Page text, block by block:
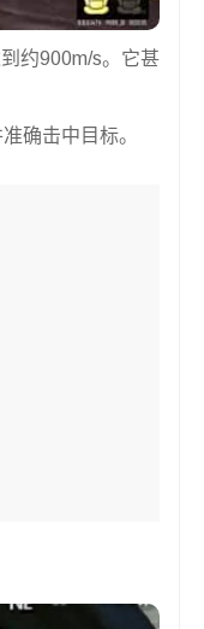
约900m/s。它甚
确击中目标。